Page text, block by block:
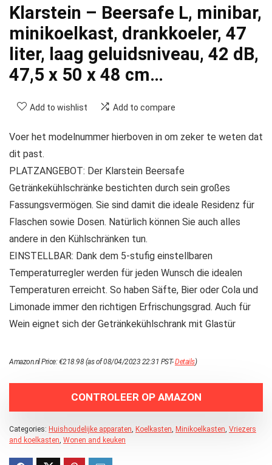
Klarstein – Beersafe L, minibar,
minikoelkast, drankkoeler, 47
liter, laag geluidsniveau, 42 dB,
47,5 x 50 x 48 cm…
Add to wishlist Add to compare
Voer het modelnummer hierboven in om zeker te weten dat
dit past.
PLATZANGEBOT: Der Klarstein Beersafe
Getränkekühlschränke bestichten durch sein großes
Fassungsvermögen. Sie sind damit die ideale Residenz für
Flaschen sowie Dosen. Natürlich können Sie auch alles
andere in den Kühlschränken tun.
EINSTELLBAR: Dank dem 5-stufig einstellbaren
Temperaturregler werden für jeden Wunsch die idealen
Temperaturen erreicht. So haben Säfte, Bier oder Cola und
Limonade immer den richtigen Erfrischungsgrad. Auch für
Wein eignet sich der Getränkekühlschrank mit Glastür
Amazon.nl Price:€218.98(as of 08/04/2023 22:31 PST-Details)
CONTROLEER OP AMAZON
Categories: Huishoudelijke apparaten Koelkasten Minikoelkasten Vriezers
and koelkasten Wonen and keuken